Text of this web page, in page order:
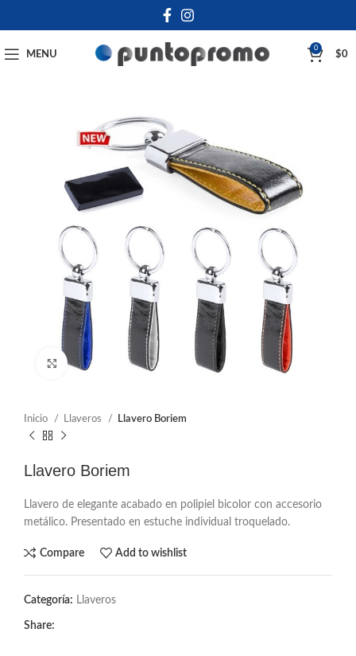
MENU
0
$0
Click to enlarge
Inicio Llaveros Llavero Boriem
Llavero Boriem
Llavero de elegante acabado en polipiel bicolor con accesorio
metálico. Presentado en estuche individual troquelado.
Compare Add to wishlist
Categoría: Llaveros
Share: